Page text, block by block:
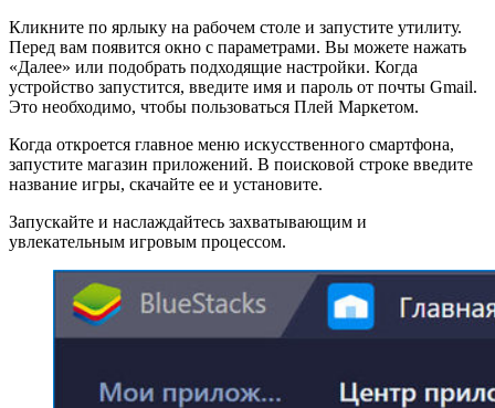
Кликните по ярлыку на рабочем столе и запустите утилиту.
Перед вам появится окно с параметрами. Вы можете нажать
«Далее» или подобрать подходящие настройки. Когда
устройство запустится, введите имя и пароль от почты Gmail.
Это необходимо, чтобы пользоваться Плей Маркетом.
Когда откроется главное меню искусственного смартфона,
запустите магазин приложений. В поисковой строке введите
название игры, скачайте ее и установите.
Запускайте и наслаждайтесь захватывающим и
увлекательным игровым процессом.